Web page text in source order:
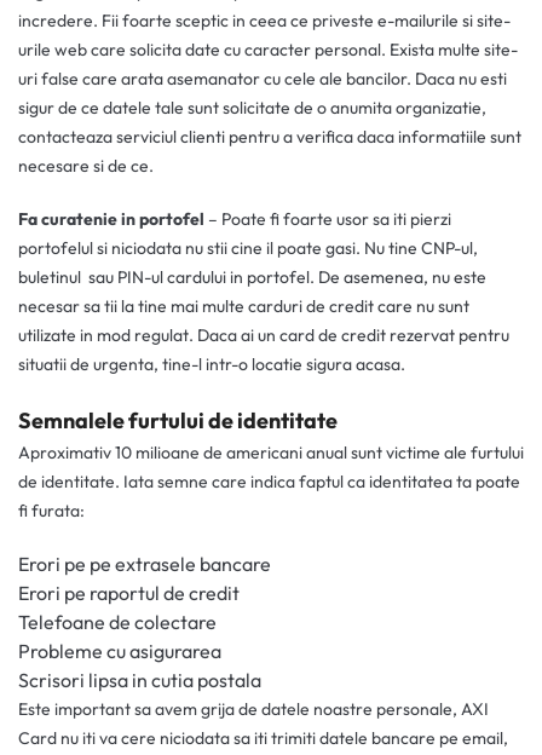
incredere. Fii foarte sceptic in ceea ce priveste e-mailurile si site-
urile web care solicita date cu caracter personal. Exista multe site-
uri false care arata asemanator cu cele ale bancilor. Daca nu esti
sigur de ce datele tale sunt solicitate de o anumita organizatie,
contacteaza serviciul clienti pentru a verifica daca informatiile sunt
necesare si de ce.
Fa curatenie in portofel – Poate fi foarte usor sa iti pierzi
portofelul si niciodata nu stii cine il poate gasi. Nu tine CNP-ul,
buletinul sau PIN-ul cardului in portofel. De asemenea, nu este
necesar sa tii la tine mai multe carduri de credit care nu sunt
utilizate in mod regulat. Daca ai un card de credit rezervat pentru
situatii de urgenta, tine-l intr-o locatie sigura acasa.
Semnalele furtului de identitate
Aproximativ 10 milioane de americani anual sunt victime ale furtului
de identitate. Iata semne care indica faptul ca identitatea ta poate
fi furata:
Erori pe pe extrasele bancare
Erori pe raportul de credit
Telefoane de colectare
Probleme cu asigurarea
Scrisori lipsa in cutia postala
Este important sa avem grija de datele noastre personale, AXI
Card nu iti va cere niciodata sa iti trimiti datele bancare pe email,